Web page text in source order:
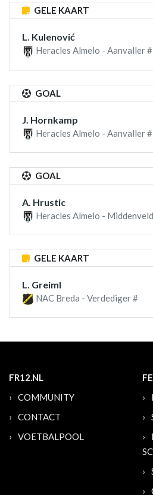
GELE KAART
L. Kulenović
Heracles Almelo - Aanvaller #
GOAL
J. Hornkamp
Heracles Almelo - Aanvaller #
GOAL
A. Hrustic
Heracles Almelo -
GELE KAART
L. Greiml
NAC Breda - Verdediger #
FR12.NL
COMMUNITY
CONTACT
VOETBALPOOL